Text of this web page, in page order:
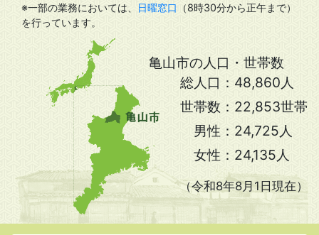
※一部の業務においては、
日曜窓口
（8時30分から正午まで）
を行っています。
亀山市の人口・世帯数
総人口： 48,860人
世帯数： 22,853世帯
男性： 24,725人
女性： 24,135人
（令和8年8月1日現在）